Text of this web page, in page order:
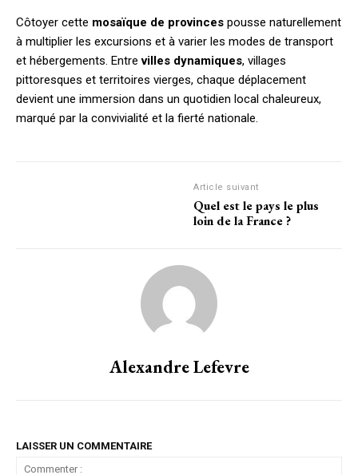
Côtoyer cette mosaïque de provinces pousse naturellement
à multiplier les excursions et à varier les modes de transport
et hébergements. Entrevilles dynamiques, villages
pittoresques et territoires vierges, chaque déplacement
devient une immersion dans un quotidien local chaleureux,
marqué par la convivialité et la fierté nationale.
Article suivant
Quel est le pays le plus
loin de la France ?
Alexandre Lefevre
LAISSER UN COMMENTAIRE